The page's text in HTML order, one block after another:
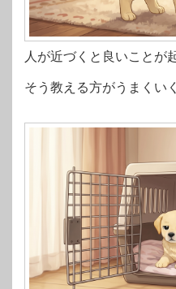
人が近づくと良いことが
そう教える方がうまくい